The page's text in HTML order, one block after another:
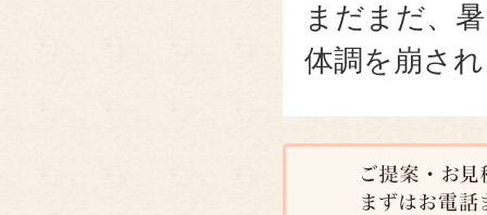
まだまだ、
体調を崩さ